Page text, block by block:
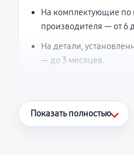
На комплектующие по
производителя — от 6
На детали,
— до 3 месяцев.
Что считается
Показать полностью